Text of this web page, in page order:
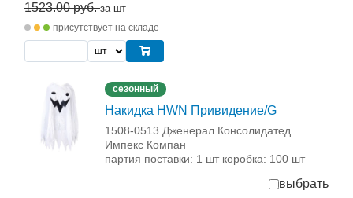
1523.00руб. за шт
присутствует на складе
сезонный
Накидка HWN Привидение/G
1508-0513 Дженерал Консолидатед
Импекс Компан
партия поставки: 1 шт коробка: 100 шт
выбрать